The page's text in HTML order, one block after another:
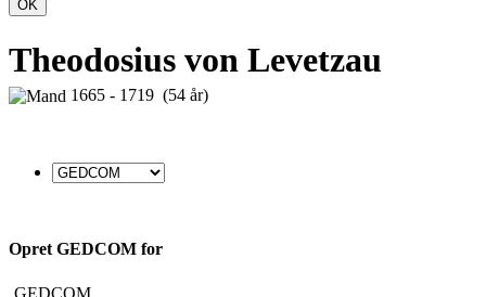
OK
Theodosius von Levetzau
1665 - 1719 (54 år)
Opret GEDCOM for
GEDCOM